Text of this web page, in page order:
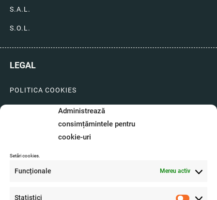
Administrează
consimțămintele pentru
cookie-uri
Setări cookies.
Funcționale Mereu activ
Statistici
S.A.L.
S.O.L.
LEGAL
POLITICA COOKIES
LIVRARI SI PLATI
GARANTIE SI SERVICE